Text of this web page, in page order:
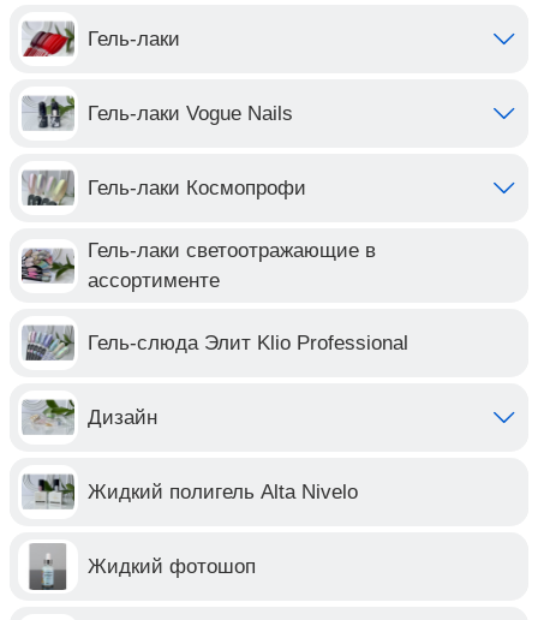
Гель-лаки
Гель-лаки Vogue Nails
Гель-лаки Космопрофи
Гель-лаки светоотражающие в
ассортименте
Гель-слюда Элит Klio Professional
Дизайн
Жидкий полигель Alta Nivelo
Жидкий фотошоп